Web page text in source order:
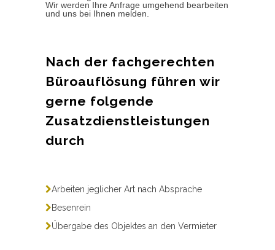
Wir werden Ihre Anfrage umgehend bearbeiten
und uns bei Ihnen melden.
Nach der fachgerechten
Büroauflösung führen wir
gerne folgende
Zusatzdienstleistungen
durch
Arbeiten jeglicher Art nach Absprache
Besenrein
Übergabe des Objektes an den Vermieter